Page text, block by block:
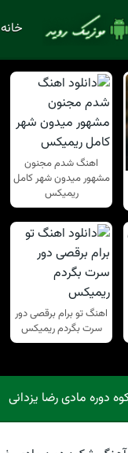
خانه
اهنگ شدم مجنون
مشهور میدون شهر کامل
ریمیکس
اهنگ تو برام برقصی دور
سرت بگردم ریمیکس
دوره مادی رضا یزدانی